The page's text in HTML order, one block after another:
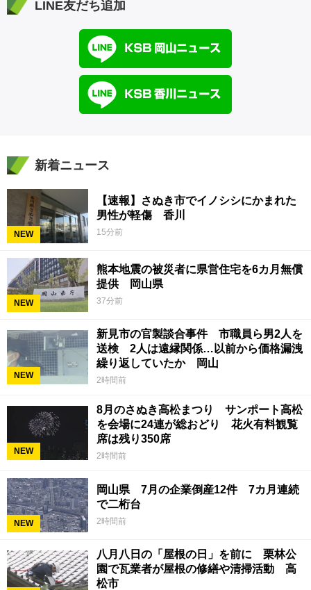
LINE友だち追加
新着ニュース
NEW
【速報】さぬき市でイノシシにかまれた
男性が軽傷 香川
15分前
NEW
熊本地震の被災者に県営住宅を6カ月無償
提供 岡山県
37分前
NEW
新見市の官製談合事件 市職員ら男2人を
送検 2人は遠縁関係…以前から価格漏洩
繰り返していたか 岡山
2時間前
NEW
8月のさぬき高松まつり サンポート高松
を会場に24連が総おどり 花火有料観覧
席は残り350席
2時間前
NEW
岡山県 7月の企業倒産12件 7カ月連続
で二桁台
2時間前
八月八日の「屋根の日」を前に 栗林公
園で瓦業者が屋根の修繕や清掃活動 高
松市